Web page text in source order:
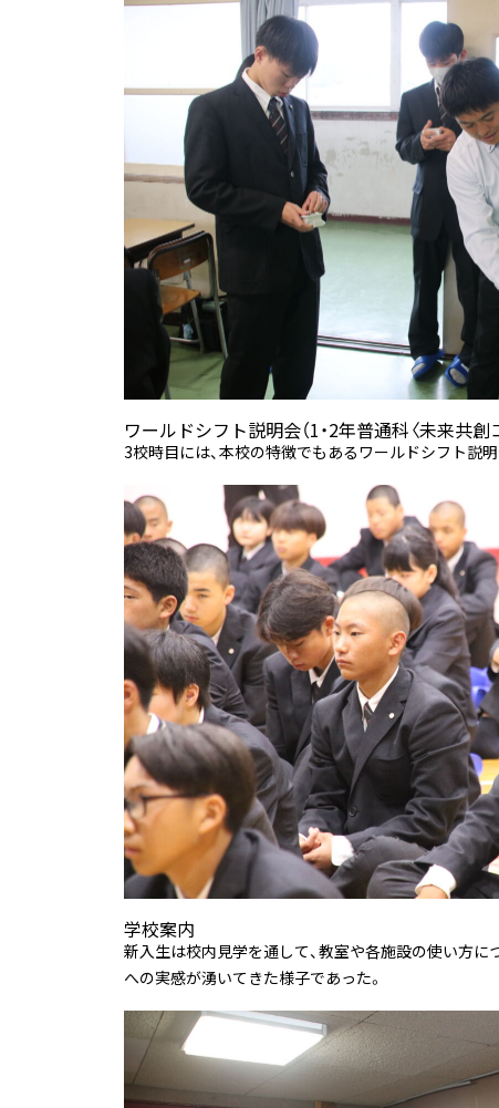
ワールドシフト説明会（1・2年普通科〈未来共創
3校時目には、本校の特徴でもあるワールドシフト説
学校案内
新入生は校内見学を通して、教室や各施設の使い方に
への実感が湧いてきた様子であった。